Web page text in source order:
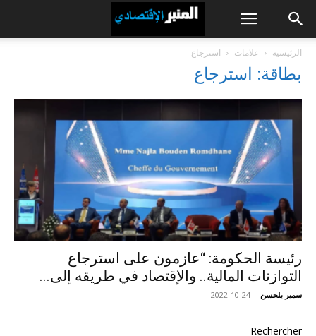
الرئيسية علامات استرجاع
بطاقة: استرجاع
رئيسة الحكومة: “عازمون على استرجاع
التوازنات المالية.. والإقتصاد في طريقه إلى...
سمير بلحسن -
2022-10-24
Rechercher